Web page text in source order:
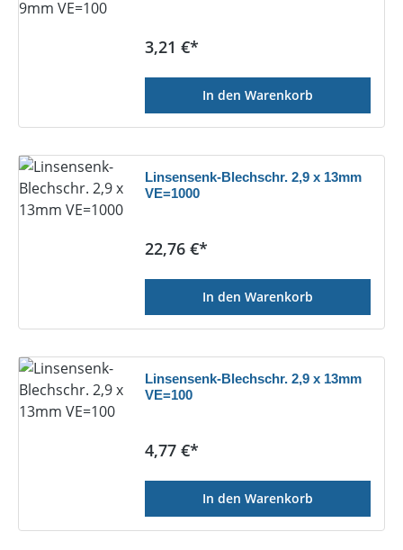
Regulärer Preis:
3,21 €*
In den Warenkorb
Linsensenk-Blechschr. 2,9 x 13mm
VE=1000
Regulärer Preis:
22,76 €*
In den Warenkorb
Linsensenk-Blechschr. 2,9 x 13mm
VE=100
Regulärer Preis:
4,77 €*
In den Warenkorb